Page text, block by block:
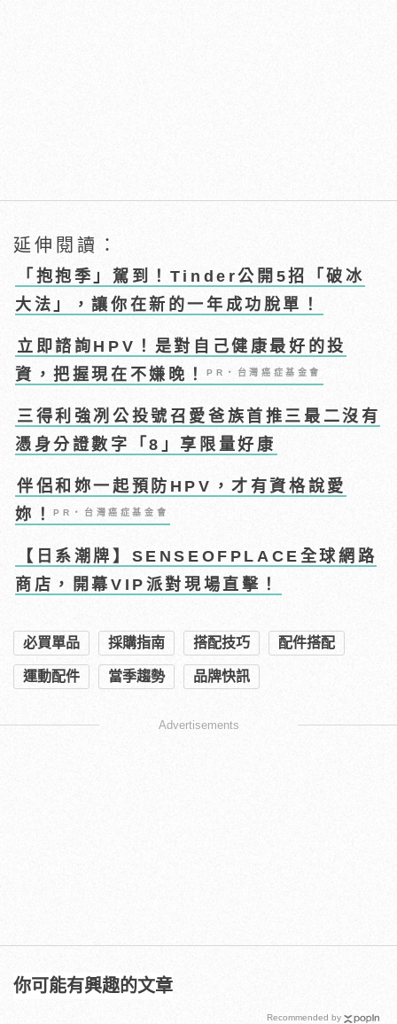
延伸閱讀：
「抱抱季」駕到！Tinder公開5招「破冰
大法」，讓你在新的一年成功脫單！
立即諮詢HPV！是對自己健康最好的投
資，把握現在不嫌晚！PR・台灣癌症基金會
三得利強冽公投號召愛爸族首推三最二沒有
憑身分證數字「8」享限量好康
伴侶和妳一起預防HPV，才有資格說愛
妳！PR・台灣癌症基金會
【日系潮牌】SENSEOFPLACE全球網路
商店，開幕VIP派對現場直擊！
必買單品 採購指南 搭配技巧 配件搭配
運動配件 當季趨勢 品牌快訊
Advertisements
你可能有興趣的文章
Recommended by